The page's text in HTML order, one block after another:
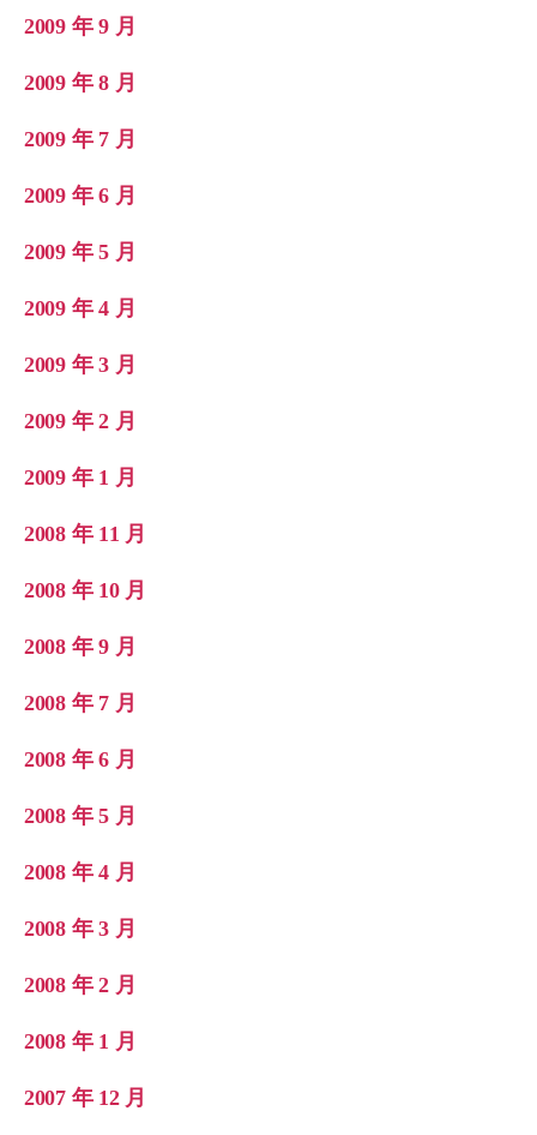
2009 年 9 月
2009 年 8 月
2009 年 7 月
2009 年 6 月
2009 年 5 月
2009 年 4 月
2009 年 3 月
2009 年 2 月
2009 年 1 月
2008 年 11 月
2008 年 10 月
2008 年 9 月
2008 年 7 月
2008 年 6 月
2008 年 5 月
2008 年 4 月
2008 年 3 月
2008 年 2 月
2008 年 1 月
2007 年 12 月